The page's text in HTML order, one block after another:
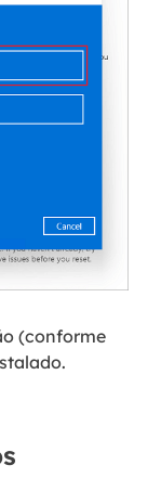
(conforme